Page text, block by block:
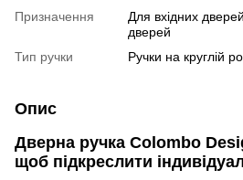
Призначення
Для вхідних
дверей
Тип ручки
Ручки на круглій
Опис
Дверна ручка Colombo
щоб підкреслити